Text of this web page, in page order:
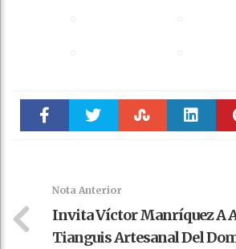
Nota Anterior
Invita Víctor Manríquez A
Tianguis Artesanal Del